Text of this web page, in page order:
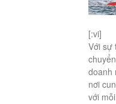
[:vi]
Với sự
doanh
nơi
với